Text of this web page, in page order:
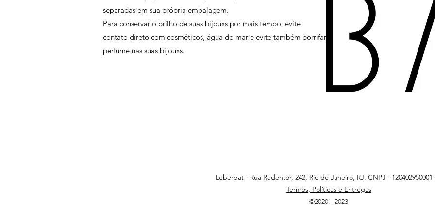
separadas em sua própria embalagem.
Para conservar o brilho de suas bijouxs por mais tempo, evite
contato direto com cosméticos, água do mar e evite também borrifar
perfume nas suas bijouxs.
Leberbat - Rua Redentor, 242, Rio de Janeiro, RJ. CNPJ -
Termos, Políticas e Entregas
©2020 - 2023